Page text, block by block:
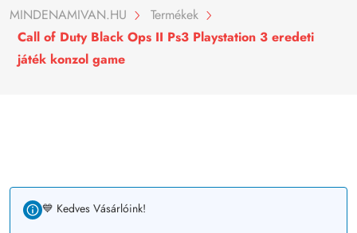
MINDENAMIVAN.HU
Termékek
Call of Duty Black Ops II Ps3 Playstation 3 eredeti
játék konzol game
💙 Kedves Vásárlóink!